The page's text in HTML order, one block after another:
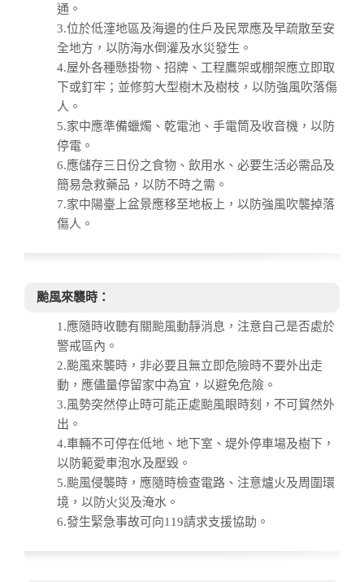
通。
3.位於低漥地區及海邊的住戶及民眾應及早疏散至安
全地方，以防海水倒灌及水災發生。
4.屋外各種懸掛物、招牌、工程鷹架或棚架應立即取
下或釘牢；並修剪大型樹木及樹枝，以防強風吹落傷
人。
5.家中應準備蠟燭、乾電池、手電筒及收音機，以防
停電。
6.應儲存三日份之食物、飲用水、必要生活必需品及
簡易急救藥品，以防不時之需。
7.家中陽臺上盆景應移至地板上，以防強風吹襲掉落
傷人。
颱風來襲時：
1.應隨時收聽有關颱風動靜消息，注意自己是否處於
警戒區內。
2.颱風來襲時，非必要且無立即危險時不要外出走
動，應儘量停留家中為宜，以避免危險。
3.風勢突然停止時可能正處颱風眼時刻，不可貿然外
出。
4.車輛不可停在低地、地下室、堤外停車場及樹下，
以防範愛車泡水及壓毀。
5.颱風侵襲時，應隨時檢查電路、注意爐火及周圍環
境，以防火災及淹水。
6.發生緊急事故可向119請求支援協助。